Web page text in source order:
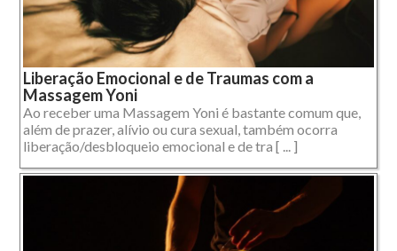
Liberação Emocional e de Traumas com a
Massagem Yoni
Ao receber uma Massagem Yoni é bastante comum que,
além de prazer, alívio ou cura sexual, também ocorra
liberação/desbloqueio emocional e de tra [ ... ]